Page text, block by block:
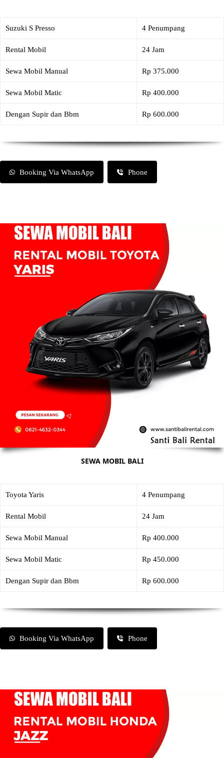
Suzuki S Presso 4 Penumpang
Rental Mobil 24 Jam
Sewa Mobil Manual Rp 375.000
Sewa Mobil Matic Rp 400.000
Dengan Supir dan Bbm Rp 600.000
Booking Via WhatsApp Phone
SEWA MOBIL BALI
Toyota Yaris 4 Penumpang
Rental Mobil 24 Jam
Sewa Mobil Manual Rp 400.000
Sewa Mobil Matic Rp 450.000
Dengan Supir dan Bbm Rp 600.000
Booking Via WhatsApp Phone